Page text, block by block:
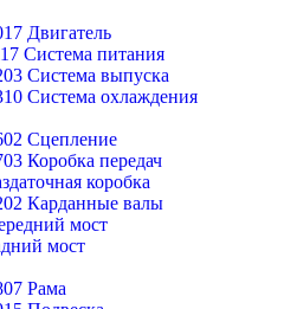
Двигатель
Система питания
Система выпуска
Система охлаждения
Сцепление
Коробка передач
коробка
Карданные валы
мост
мост
Рама